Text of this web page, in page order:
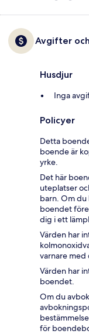
Avgifter
Husdjur
Inga
Policyer
Detta
boende är
yrke.
Det här
uteplatser
barn. Om
boendet
dig i ett
Värden har
varnare med
Värden har
boendet.
Om du
för